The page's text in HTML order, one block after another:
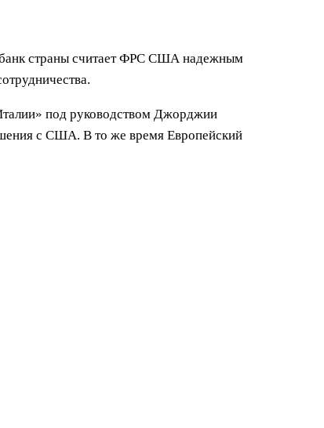
банк страны считает ФРС США надежным
под руководством Джорджии
с США. В то же время Европейский